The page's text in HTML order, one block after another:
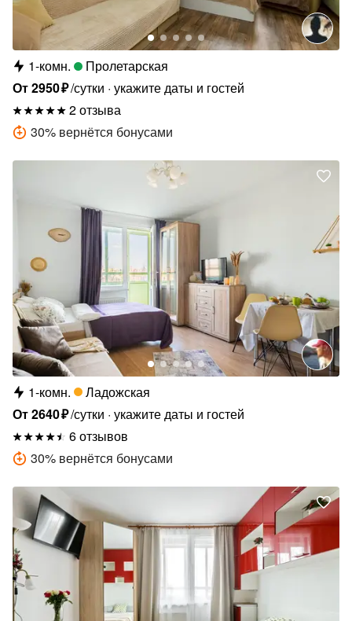
1-комн.
Пролетарская
От2950₽/сутки укажите даты и гостей
2 отзыва
30% вернётся бонусами
1-комн.
Ладожская
От2640₽/сутки укажите даты и гостей
6 отзывов
30% вернётся бонусами